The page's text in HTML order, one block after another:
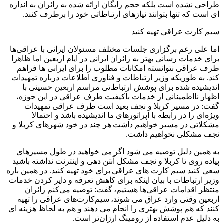
طراحی نشده است بلکه حجم رایگان ارائه شده به زائران به اندازه
ای است که تنها بتوانند نیازهای ارتباطاتی خود را برطرف کنند.
سیم کارت عراقی تهیه کنید
اما علی رغم برگزاری جلسات مختلف مسئولان ایرانی با عراقی‌ها
برای خدمات رسانی بهتر به زائران ایرانی در ایام اربعین اما ظاهرا
طرف عراقی نتوانسته امکانات مطلوب را برای ایرانی ها فراهم
کند. به طوریکه وزیر ارتباطات و فناوری اطلاعات درباره تمهیدات
اندیشیده شده برای پوشش ارتباطاتی مراسم اربعین حسینی با
اظهار نااطمینانی از خدمات باکیفیت طرف عراقی در این حوزه،
گفت: در مسیر کربلا و نجف بعید است طرف عراقی­ تمهیدات
ویژه‌ای را در رابطه با اپراتورهای ما اندیشیده باشد و احتمالا
مشکلاتی در مسیر خواهیم داشت هر چند در خود شهرهای کربلا و
نجف مشکلی نخواهیم داشت.
به همین دلیل توصیه می شود اگر می خواهید در طول مسیرهای
پیاده روی تا کربلا و نجف مشکل آنتن دهی و اینترنت نداشته باشید
سعی کنید سیم کارت های عراقی برای خود تهیه کنید. در همین باره
وزیر ارتباطات با بیان اینکه برای کاهش تعرفه و دایر کردن خدمات
منتظر اقدامات عراقی‌ها هستیم، گفت: توصیه می‌کنم زائران
اربعین وقتی وارد عراق می شوند، سیم‌کارت‌های عراقی را تهیه
کنند که هم پوشش بهتری را انجام می دهند و هم به لحاظ هزینه ای
به دلیل عدم استفاده از رومینگ ارزان‌تر است.